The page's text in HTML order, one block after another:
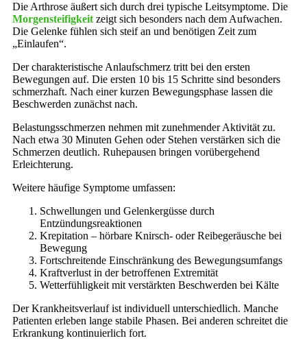
Die Arthrose äußert sich durch drei typische Leitsymptome. Die
Morgensteifigkeit zeigt sich besonders nach dem Aufwachen.
Die Gelenke fühlen sich steif an und benötigen Zeit zum
„Einlaufen“.
Der charakteristische Anlaufschmerz tritt bei den ersten
Bewegungen auf. Die ersten 10 bis 15 Schritte sind besonders
schmerzhaft. Nach einer kurzen Bewegungsphase lassen die
Beschwerden zunächst nach.
Belastungsschmerzen nehmen mit zunehmender Aktivität zu.
Nach etwa 30 Minuten Gehen oder Stehen verstärken sich die
Schmerzen deutlich. Ruhepausen bringen vorübergehend
Erleichterung.
Weitere häufige Symptome umfassen:
Schwellungen und Gelenkergüsse durch
Entzündungsreaktionen
Krepitation – hörbare Knirsch- oder Reibegeräusche bei
Bewegung
Fortschreitende Einschränkung des Bewegungsumfangs
Kraftverlust in der betroffenen Extremität
Wetterfühligkeit mit verstärkten Beschwerden bei Kälte
Der Krankheitsverlauf ist individuell unterschiedlich. Manche
Patienten erleben lange stabile Phasen. Bei anderen schreitet die
Erkrankung kontinuierlich fort.